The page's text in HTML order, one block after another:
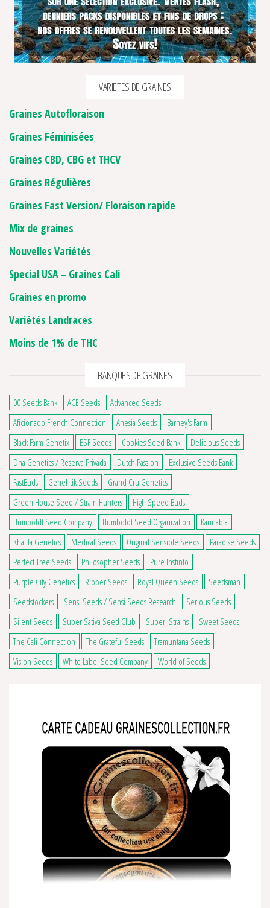
VARIETES DE GRAINES
Graines Autofloraison
Graines Féminisées
Graines CBD, CBG et THCV
Graines Régulières
Graines Fast Version/ Floraison rapide
Mix de graines
Nouvelles Variétés
Special USA – Graines Cali
Graines en promo
Variétés Landraces
Moins de 1% de THC
BANQUES DE GRAINES
00 Seeds Bank ACE Seeds
Advanced Seeds
Aficionado French Connection
Anesia Seeds
Barney's Farm
Black Farm Genetix
BSF Seeds Cookies Seed Bank
Delicious Seeds
Dna Genetics / Reserva Privada
Dutch Passion
Exclusive Seeds Bank
FastBuds
Genehtik Seeds
Grand Cru Genetics
Green House Seed / Strain Hunters
High Speed Buds
Humboldt Seed Company
Humboldt Seed Organization
Kannabia
Khalifa Genetics
Medical Seeds Original Sensible Seeds
Paradise Seeds
Perfect Tree Seeds
Philosopher Seeds
Pure Instinto
Purple City Genetics
Ripper Seeds Royal Queen Seeds
Seedsman
Seedstockers
Sensi Seeds / Sensi Seeds Research
Serious Seeds
Silent Seeds
Super Sativa Seed Club Super_Strains
Sweet Seeds
The Cali Connection
The Grateful Seeds
Tramuntana Seeds
Vision Seeds
White Label Seed Company World of Seeds